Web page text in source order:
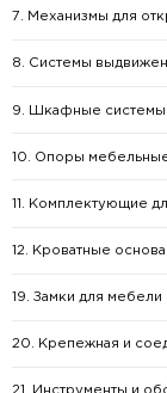
7. Механизмы для
8. Системы
9. Шкафные
10. Опоры
11. Комплектующие
12. Кроватные
19. Замки для мебели
20. Крепежная и